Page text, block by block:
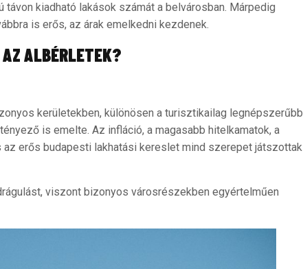
kiadható lakások számát a belvárosban. Márpedig
is erős, az árak emelkedni kezdenek.
ALBÉRLETEK?
kerületekben, különösen a turisztikailag legnépszerűbb
is emelte. Az infláció, a magasabb hitelkamatok, a
erős budapesti lakhatási kereslet mind szerepet játszottak
viszont bizonyos városrészekben egyértelműen